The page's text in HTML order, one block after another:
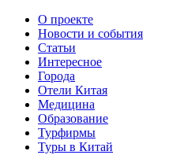
О проекте
Новости и события
Статьи
Интересное
Города
Отели Китая
Медицина
Образование
Турфирмы
Туры в Китай